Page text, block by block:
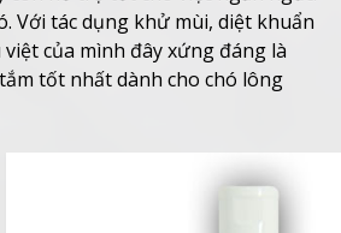
Với tác dụng khử mùi, diệt khuẩn
của mình đây xứng đáng là
tốt nhất dành cho chó lông